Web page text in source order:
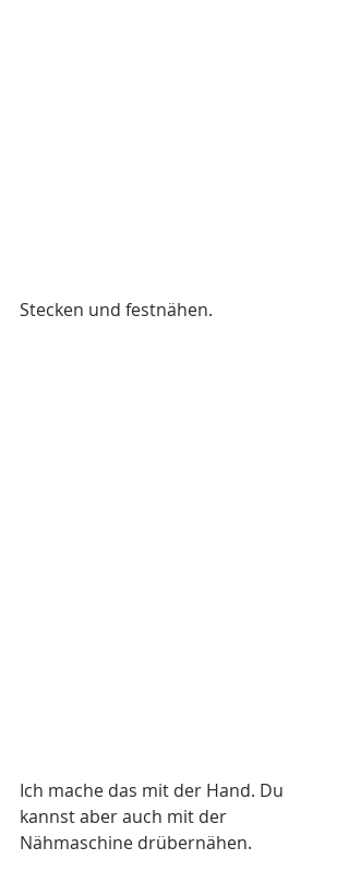
Stecken und festnähen.
Ich mache das mit der Hand. Du
kannst aber auch mit der
Nähmaschine drübernähen.